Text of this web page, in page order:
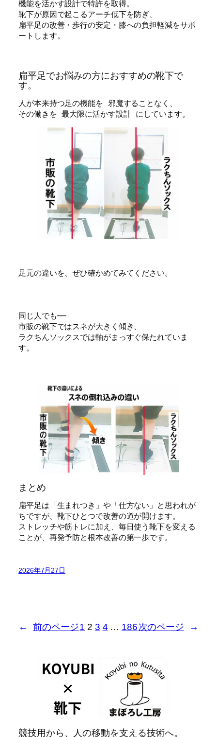
機能を活かす設計で特許を取得。
靴下が原因で起こるアーチ低下を防ぎ、
扁平足の改善・歩行の安定・膝への負担軽減をサポ
ートします。
扁平足でお悩みの方におすすめの靴下で
す。
人が本来持つ足の機能を 邪魔することなく、
その働きを 最大限に活かす設計 にしています。
足元の違いを、ぜひ確かめてみてください。
同じ人でも──
市販の靴下ではスネが大きく傾き、
ラクちんソックスでは軸がまっすぐ保たれていま
す。
まとめ
扁平足は「生まれつき」や「仕方ない」と思われが
ちですが、靴下ひとつで改善の道が開けます。
ストレッチや筋トレに加え、毎日使う靴下を変える
ことが、再発予防と根本改善の第一歩です。
2026年7月27日
← 前のページ1 2 3 4 … 186次のページ →
競技用から、人の移動を支える技術へ。